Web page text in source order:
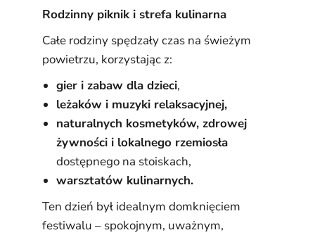
Rodzinny piknik i strefa kulinarna
Całe rodziny spędzały czas na świeżym
powietrzu, korzystając z:
gier i zabaw dla dzieci,
leżaków i muzyki relaksacyjnej,
naturalnych kosmetyków, zdrowej
żywności i lokalnego rzemiosła
dostępnego na stoiskach,
warsztatów kulinarnych.
Ten dzień był idealnym domknięciem
festiwalu – spokojnym, uważnym,